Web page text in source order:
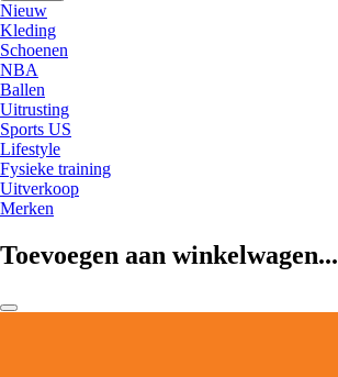
Nieuw
Kleding
Schoenen
NBA
Ballen
Uitrusting
Sports US
Lifestyle
Fysieke training
Uitverkoop
Merken
Toevoegen aan winkelwagen...